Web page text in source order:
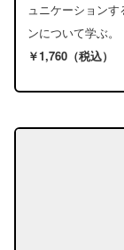
ュニケーション
ンについて学ぶ。
￥1,760（税込）